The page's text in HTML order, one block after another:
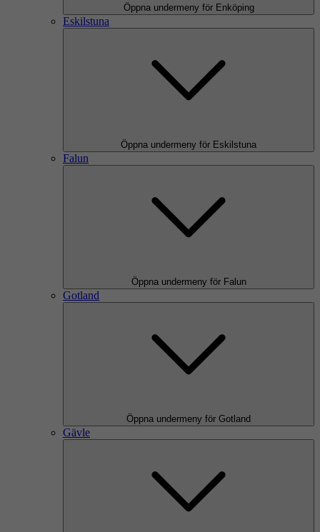
Öppna undermeny för Enköping
Eskilstuna
Öppna undermeny för Eskilstuna
Falun
Öppna undermeny för Falun
Gotland
Öppna undermeny för Gotland
Gävle